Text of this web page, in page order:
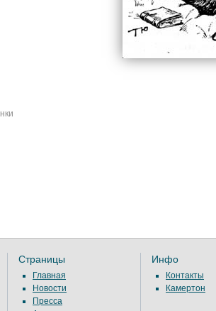
Страницы
Главная
Новости
Пресса
Инфо
Контакты
Камертон